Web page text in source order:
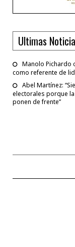
Ultimas
Manolo Pichardo
como referente de
Abel Martínez:
electorales porque
ponen de frente”